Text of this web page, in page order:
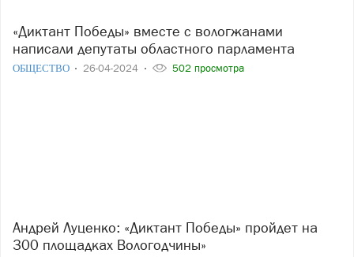
«Диктант Победы» вместе с вологжанами
написали депутаты областного парламента
ОБЩЕСТВО 26-04-2024 502 просмотра
Андрей Луценко: «Диктант Победы» пройдет на
300 площадках Вологодчины»